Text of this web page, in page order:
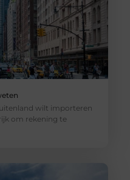
wilt importeren
om rekening te